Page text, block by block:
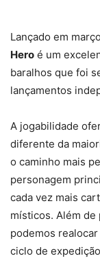
Lançado em
Hero é um
baralhos que foi
lançamentos
A jogabilidade
diferente da
o caminho mais
personagem
cada vez mais
místicos. Além
podemos
ciclo de